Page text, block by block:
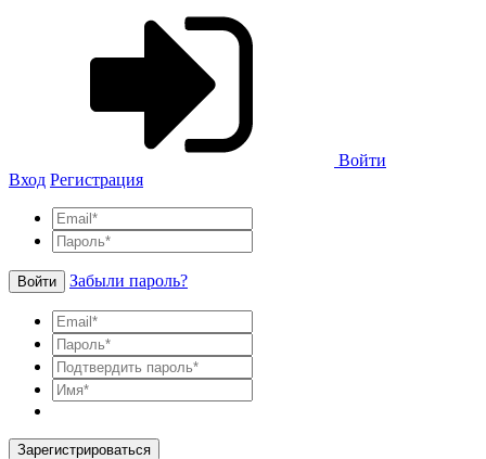
Войти
Вход Регистрация
Войти Забыли пароль?
Зарегистрироваться